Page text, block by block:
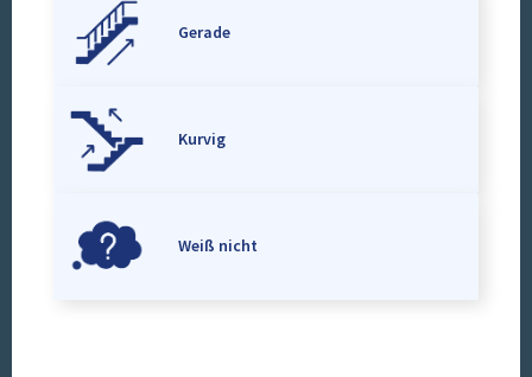
Gerade
Kurvig
Weiß nicht